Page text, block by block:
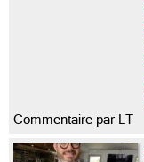
Commentaire par LT